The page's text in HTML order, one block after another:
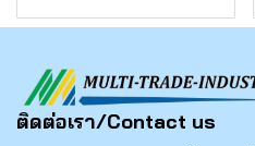
ติดต่อเรา/Contact us